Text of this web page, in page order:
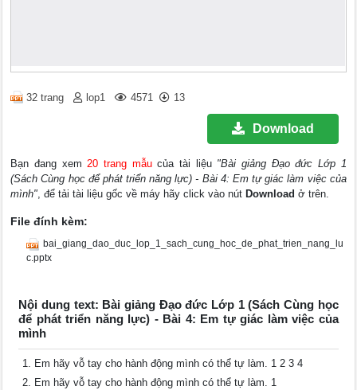
32 trang lop1 4571 13
Download
Bạn đang xem20 trang mẫucủa tài liệu "Bài giảng Đạo đức Lớp 1
(Sách Cùng học để phát triển năng lực) - Bài 4: Em tự giác làm việc của
mình", để tải tài liệu gốc về máy hãy click vào nút Download ở trên.
File đính kèm:
bai_giang_dao_duc_lop_1_sach_cung_hoc_de_phat_trien_nang_lu
c.pptx
Nội dung text: Bài giảng Đạo đức Lớp 1 (Sách Cùng học
để phát triển năng lực) - Bài 4: Em tự giác làm việc của
mình
Em hãy vỗ tay cho hành động mình có thể tự làm. 1 2 3 4
Em hãy vỗ tay cho hành động mình có thể tự làm. 1